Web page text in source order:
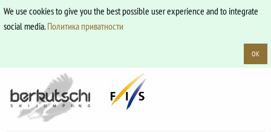
We use cookies to give you the best possible user experience and to integrate
social media.Политика приватности
OK